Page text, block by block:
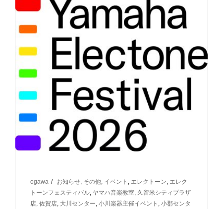
ogawa お知らせ, その他, イベント , エレクトーン, エレク
トーンフェスティバル, ヤマハ音楽教室, 久留米シティプラザ
店, 佐賀店, 大川センター, 小川楽器主催イベント , 小郡センタ